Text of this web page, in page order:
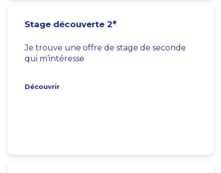
Stage découverte 2e
Je trouve une offre de stage de seconde
qui m’intéresse
Découvrir